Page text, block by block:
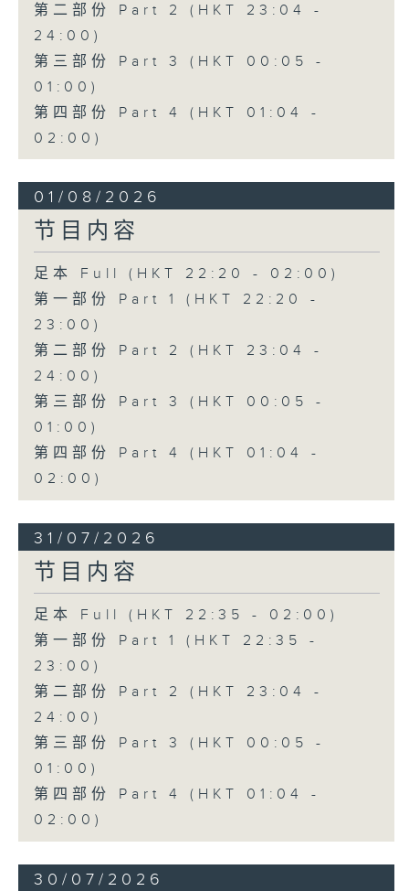
第二部份 Part 2 (HKT 23:04 -
24:00)
第三部份 Part 3 (HKT 00:05 -
01:00)
第四部份 Part 4 (HKT 01:04 -
02:00)
01/08/2026
节目内容
足本 Full (HKT 22:20 - 02:00)
第一部份 Part 1 (HKT 22:20 -
23:00)
第二部份 Part 2 (HKT 23:04 -
24:00)
第三部份 Part 3 (HKT 00:05 -
01:00)
第四部份 Part 4 (HKT 01:04 -
02:00)
31/07/2026
节目内容
足本 Full (HKT 22:35 - 02:00)
第一部份 Part 1 (HKT 22:35 -
23:00)
第二部份 Part 2 (HKT 23:04 -
24:00)
第三部份 Part 3 (HKT 00:05 -
01:00)
第四部份 Part 4 (HKT 01:04 -
02:00)
30/07/2026